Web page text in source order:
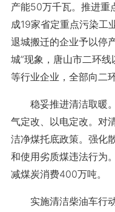
产能50万千瓦。推进重
成19家省定重点污染工
退城搬迁的企业予以停
城”现象，唐山市二环
等行业企业，全部向二
稳妥推进清洁取暖。
气定改、以电定改。对
洁净煤托底政策。强化
和使用劣质煤违法行为
减煤炭消费400万吨。
实施清洁柴油车行动